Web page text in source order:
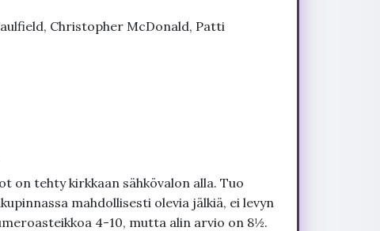
Christopher McDonald, Patti
on tehty kirkkaan sähkövalon alla. Tuo
mahdollisesti olevia jälkiä, ei levyn
4-10, mutta alin arvio on 8½.